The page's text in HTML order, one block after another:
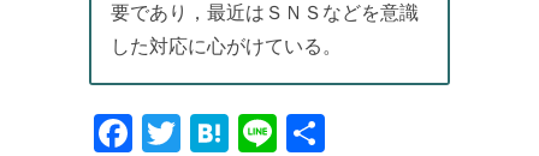
要であり，最近はＳＮＳなどを意識
した対応に心がけている。
Facebook
Twitter
Hatena
Line